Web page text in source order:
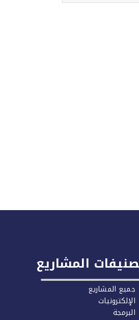
المشاريع
جميع المشاريع
الإلكترونيات
البرمجة